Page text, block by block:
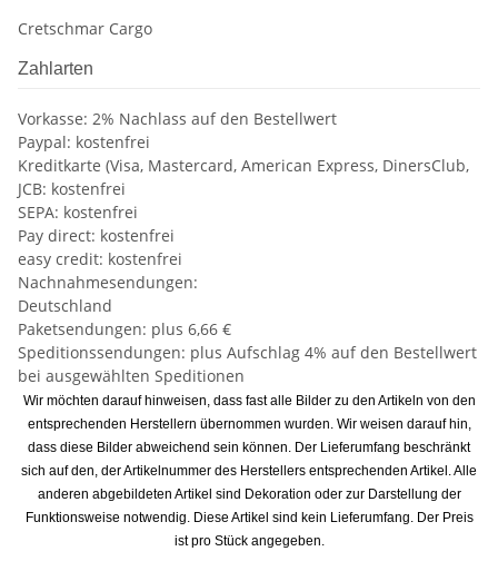
Cretschmar Cargo
Zahlarten
Vorkasse: 2% Nachlass auf den Bestellwert
Paypal: kostenfrei
Kreditkarte (Visa, Mastercard, American Express, DinersClub,
JCB: kostenfrei
SEPA: kostenfrei
Pay direct: kostenfrei
easy credit: kostenfrei
Nachnahmesendungen:
Deutschland
Paketsendungen: plus 6,66 €
Speditionssendungen: plus Aufschlag 4% auf den Bestellwert
bei ausgewählten Speditionen
Wir möchten darauf hinweisen, dass fast alle Bilder zu den Artikeln von den
entsprechenden Herstellern übernommen wurden. Wir weisen darauf hin,
dass diese Bilder abweichend sein können. Der Lieferumfang beschränkt
sich auf den, der Artikelnummer des Herstellers entsprechenden Artikel. Alle
anderen abgebildeten Artikel sind Dekoration oder zur Darstellung der
Funktionsweise notwendig. Diese Artikel sind kein Lieferumfang. Der Preis
ist pro Stück angegeben.